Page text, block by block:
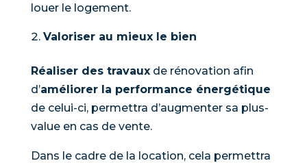
louer le logement.
Valoriser au mieux le bien
Réaliser des travauxde rénovation afin
d’améliorer la performance énergétique
de celui-ci, permettra d’augmenter sa plus-
value en cas de vente.
Dans le cadre de la location, cela permettra